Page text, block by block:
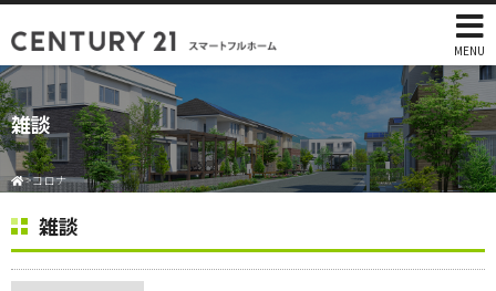
MENU
雑談
>コロナ
雑談